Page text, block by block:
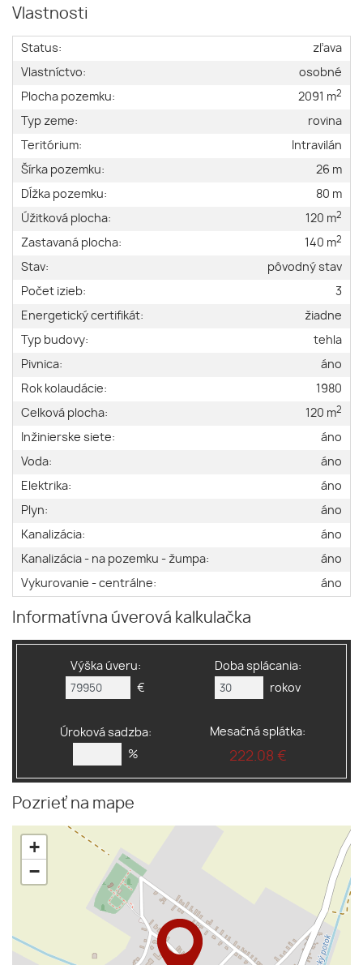
Vlastnosti
Status:
zľava
Vlastníctvo:
osobné
Plocha pozemku:
2091 m2
Typ zeme:
rovina
Teritórium:
Intravilán
Šírka pozemku:
26 m
Dĺžka pozemku:
80 m
Úžitková plocha:
120 m2
Zastavaná plocha: 140 m2
Stav:
pôvodný stav
Počet izieb:
3
Energetický certifikát:
žiadne
Typ budovy:
tehla
Pivnica:
áno
Rok kolaudácie:
1980
Celková plocha:
120 m2
Inžinierske siete:
áno
Voda:
áno
Elektrika:
áno
Plyn:
áno
Kanalizácia:
áno
Kanalizácia - na pozemku - žumpa:
áno
Vykurovanie - centrálne:
áno
Informatívna úverová kalkulačka
Výška úveru:
€
Doba splácania:
rokov
Úroková sadzba:
%
Mesačná splátka:
222.08 €
Pozrieť na mape
+
−